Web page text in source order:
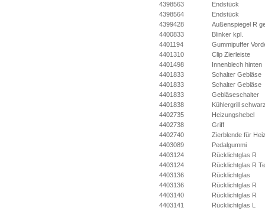
4398563
Endstück
4398564
Endstück
4399428
Außenspiegel R
4400833
Blinker kpl.
4401194
Gummipuffer
4401310
Clip Zierleiste
4401498
Innenblech hinten
4401833
Schalter Gebläse
4401833
Schalter Gebläse
4401833
Gebläseschalter
4401838
Kühlergrill
4402735
Heizungshebel
4402738
Griff
4402740
Zierblende für
4403089
Pedalgummi
4403124
Rücklichtglas R
4403124
Rücklichtglas R
4403136
Rücklichtglas
4403136
Rücklichtglas R
4403140
Rücklichtglas R
4403141
Rücklichtglas L